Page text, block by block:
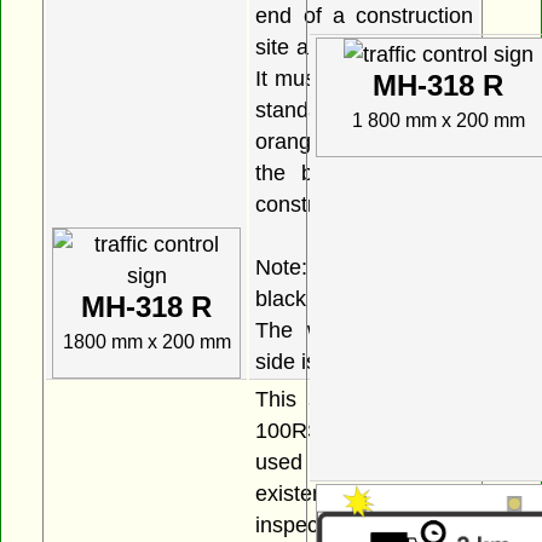
MH-318 R
1800 mm x 200 mm
end of a construction
site and act as a gate.
It must be used with a
standard black on
orange barricade at
the beginning of the
construction site.
Note: The orange and
black side is the front.
The white and black
side is the back.
This sign or sign MI-
100RS B must be
used to indicate the
existence of an
inspection station
MH-318 R
1 800 mm x 200 mm